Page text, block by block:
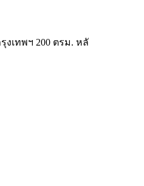
เทพฯ 200 ตรม. หลั